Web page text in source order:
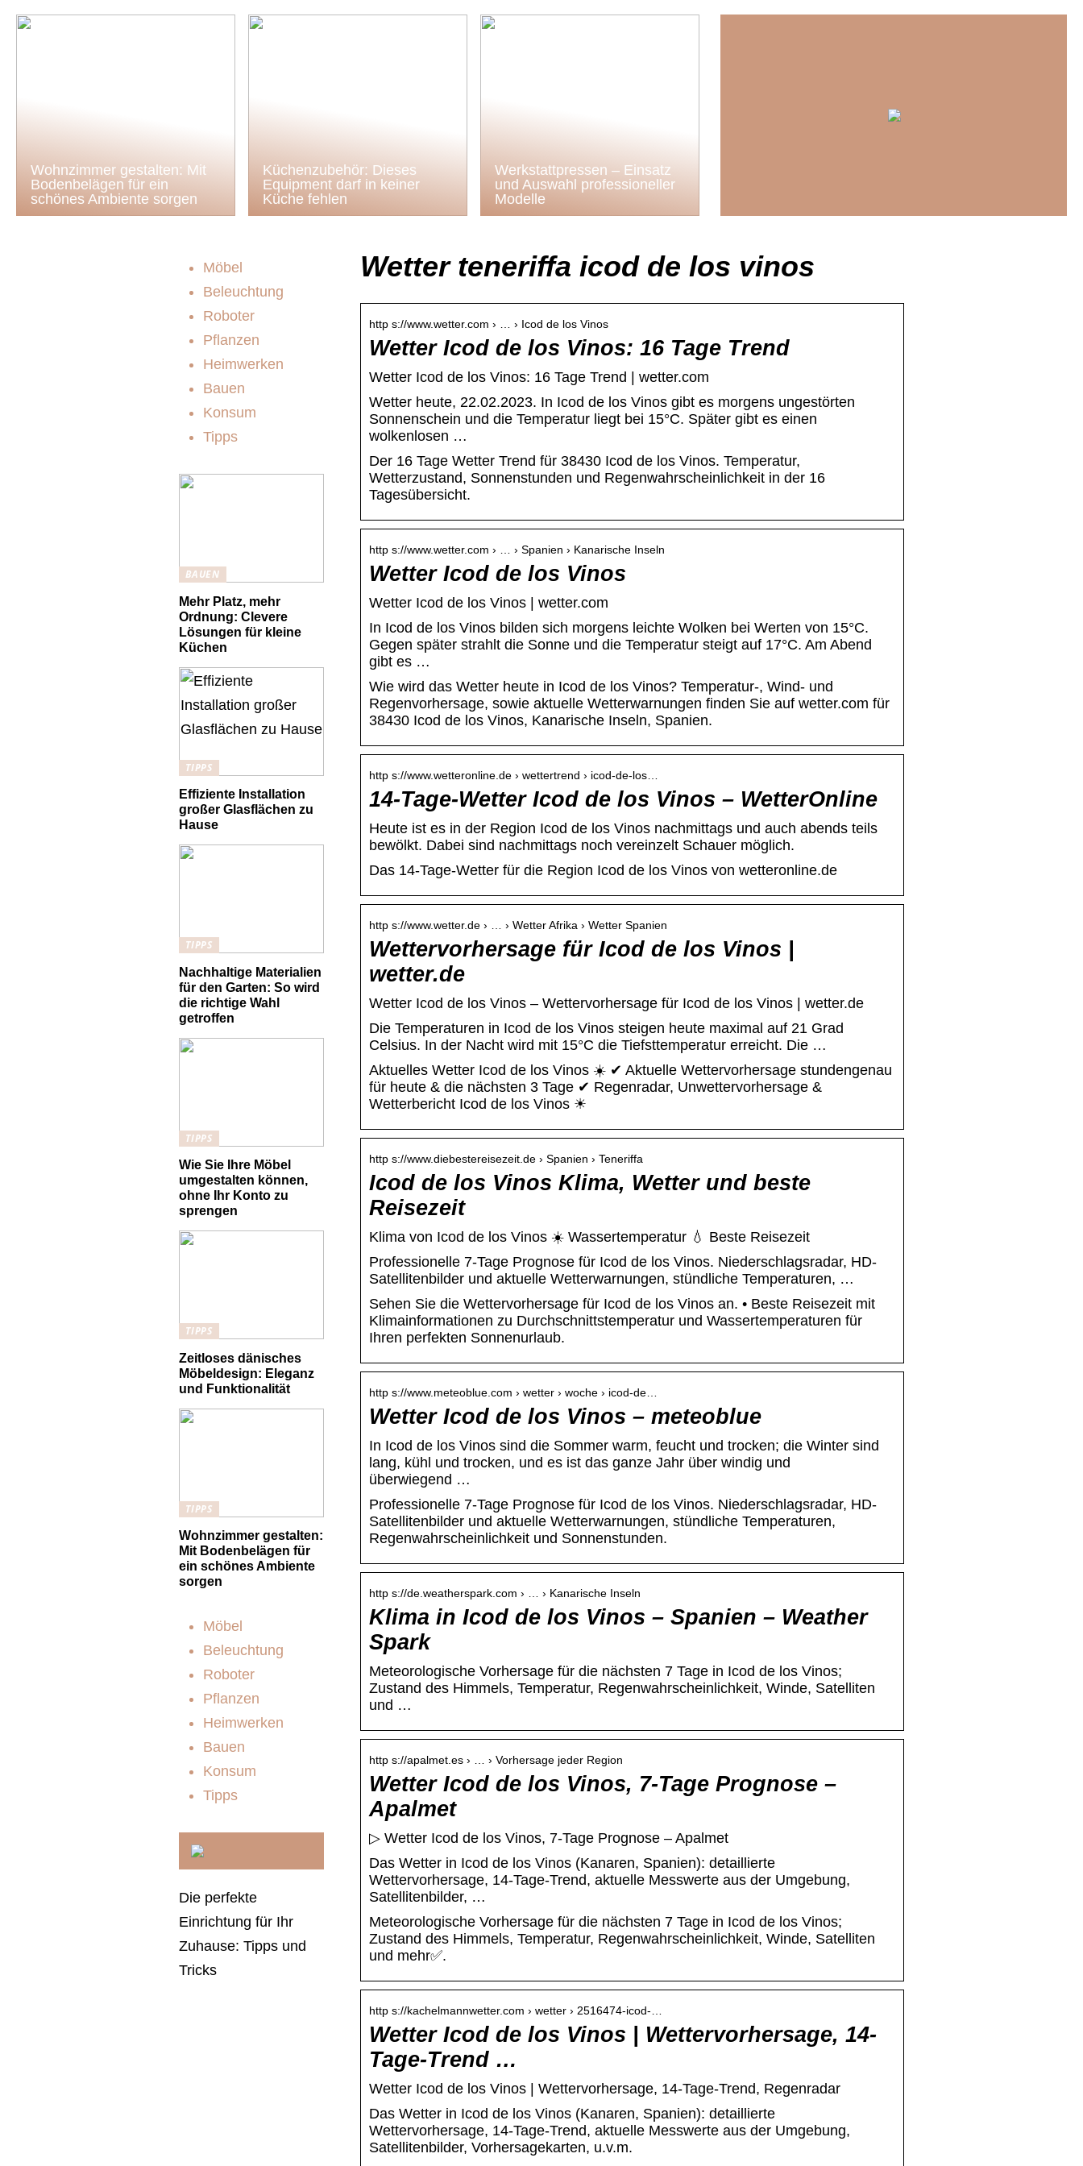
Wohnzimmer gestalten: Mit
Bodenbelägen für ein
schönes Ambiente sorgen
Küchenzubehör: Dieses
Equipment darf in keiner
Küche fehlen
Werkstattpressen – Einsatz
und Auswahl professioneller
Modelle
Wetter teneriffa icod de los vinos
http s://www.wetter.com › … › Icod de los Vinos
Wetter Icod de los Vinos: 16 Tage Trend
Wetter Icod de los Vinos: 16 Tage Trend | wetter.com
Wetter heute, 22.02.2023. In Icod de los Vinos gibt es morgens ungestörten
Sonnenschein und die Temperatur liegt bei 15°C. Später gibt es einen
wolkenlosen …
Der 16 Tage Wetter Trend für 38430 Icod de los Vinos. Temperatur,
Wetterzustand, Sonnenstunden und Regenwahrscheinlichkeit in der 16
Tagesübersicht.
http s://www.wetter.com › … › Spanien › Kanarische Inseln
Wetter Icod de los Vinos
Wetter Icod de los Vinos | wetter.com
In Icod de los Vinos bilden sich morgens leichte Wolken bei Werten von 15°C.
Gegen später strahlt die Sonne und die Temperatur steigt auf 17°C. Am Abend
gibt es …
Wie wird das Wetter heute in Icod de los Vinos? Temperatur-, Wind- und
Regenvorhersage, sowie aktuelle Wetterwarnungen finden Sie auf wetter.com für
38430 Icod de los Vinos, Kanarische Inseln, Spanien.
http s://www.wetteronline.de › wettertrend › icod-de-los…
14-Tage-Wetter Icod de los Vinos – WetterOnline
Heute ist es in der Region Icod de los Vinos nachmittags und auch abends teils
bewölkt. Dabei sind nachmittags noch vereinzelt Schauer möglich.
Das 14-Tage-Wetter für die Region Icod de los Vinos von wetteronline.de
http s://www.wetter.de › … › Wetter Afrika › Wetter Spanien
Wettervorhersage für Icod de los Vinos |
wetter.de
Wetter Icod de los Vinos – Wettervorhersage für Icod de los Vinos | wetter.de
Die Temperaturen in Icod de los Vinos steigen heute maximal auf 21 Grad
Celsius. In der Nacht wird mit 15°C die Tiefsttemperatur erreicht. Die …
Aktuelles Wetter Icod de los Vinos ☀️ ✔ Aktuelle Wettervorhersage stundengenau
für heute & die nächsten 3 Tage ✔ Regenradar, Unwettervorhersage &
Wetterbericht Icod de los Vinos ☀
http s://www.diebestereisezeit.de › Spanien › Teneriffa
Icod de los Vinos Klima, Wetter und beste
Reisezeit
Klima von Icod de los Vinos ☀️ Wassertemperatur 💧 Beste Reisezeit
Professionelle 7-Tage Prognose für Icod de los Vinos. Niederschlagsradar, HD-
Satellitenbilder und aktuelle Wetterwarnungen, stündliche Temperaturen, …
Sehen Sie die Wettervorhersage für Icod de los Vinos an. • Beste Reisezeit mit
Klimainformationen zu Durchschnittstemperatur und Wassertemperaturen für
Ihren perfekten Sonnenurlaub.
http s://www.meteoblue.com › wetter › woche › icod-de…
Wetter Icod de los Vinos – meteoblue
In Icod de los Vinos sind die Sommer warm, feucht und trocken; die Winter sind
lang, kühl und trocken, und es ist das ganze Jahr über windig und
überwiegend …
Professionelle 7-Tage Prognose für Icod de los Vinos. Niederschlagsradar, HD-
Satellitenbilder und aktuelle Wetterwarnungen, stündliche Temperaturen,
Regenwahrscheinlichkeit und Sonnenstunden.
http s://de.weatherspark.com › … › Kanarische Inseln
Klima in Icod de los Vinos – Spanien – Weather
Spark
Meteorologische Vorhersage für die nächsten 7 Tage in Icod de los Vinos;
Zustand des Himmels, Temperatur, Regenwahrscheinlichkeit, Winde, Satelliten
und …
http s://apalmet.es › … › Vorhersage jeder Region
Wetter Icod de los Vinos, 7-Tage Prognose –
Apalmet
▷ Wetter Icod de los Vinos, 7-Tage Prognose – Apalmet
Das Wetter in Icod de los Vinos (Kanaren, Spanien): detaillierte
Wettervorhersage, 14-Tage-Trend, aktuelle Messwerte aus der Umgebung,
Satellitenbilder, …
Meteorologische Vorhersage für die nächsten 7 Tage in Icod de los Vinos;
Zustand des Himmels, Temperatur, Regenwahrscheinlichkeit, Winde, Satelliten
und mehr✅.
http s://kachelmannwetter.com › wetter › 2516474-icod-…
Wetter Icod de los Vinos | Wettervorhersage, 14-
Tage-Trend …
Wetter Icod de los Vinos | Wettervorhersage, 14-Tage-Trend, Regenradar
Das Wetter in Icod de los Vinos (Kanaren, Spanien): detaillierte
Wettervorhersage, 14-Tage-Trend, aktuelle Messwerte aus der Umgebung,
Satellitenbilder, Vorhersagekarten, u.v.m.
Möbel
Beleuchtung
Roboter
Pflanzen
Heimwerken
Bauen
Konsum
Tipps
BAUEN
Mehr Platz, mehr
Ordnung: Clevere
Lösungen für kleine
Küchen
TIPPS
Effiziente Installation
großer Glasflächen zu
Hause
TIPPS
Nachhaltige Materialien
für den Garten: So wird
die richtige Wahl
getroffen
TIPPS
Wie Sie Ihre Möbel
umgestalten können,
ohne Ihr Konto zu
sprengen
TIPPS
Zeitloses dänisches
Möbeldesign: Eleganz
und Funktionalität
TIPPS
Wohnzimmer gestalten:
Mit Bodenbelägen für
ein schönes Ambiente
sorgen
Möbel
Beleuchtung
Roboter
Pflanzen
Heimwerken
Bauen
Konsum
Tipps
Die perfekte
Einrichtung für Ihr
Zuhause: Tipps und
Tricks